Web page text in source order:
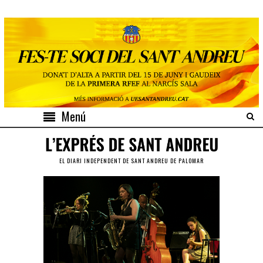
Menú
EL DIARI INDEPENDENT DE SANT ANDREU DE PALOMAR